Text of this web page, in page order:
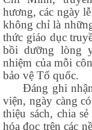
hương, các ngày
không chỉ là
thức giáo dục
bồi dưỡng lòng
nhiệm của mỗi
bảo vệ Tổ quốc.
Đáng ghi nhận
viện, ngày càng
thiệu sách, chia
hóa đọc trên các